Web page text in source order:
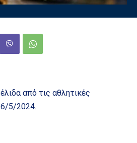
από τις αθλητικές
5/2024.